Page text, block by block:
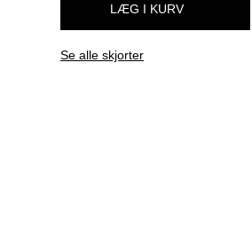
LÆG I KURV
Se alle skjorter